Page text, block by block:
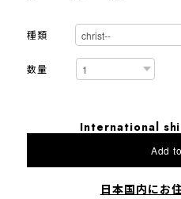
種類
数量
International
Add
日本国内にお